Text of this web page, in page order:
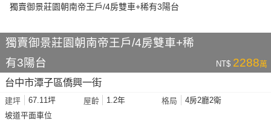
獨賣御景莊園朝南帝王戶/4房雙車+稀
有3陽台
NT$ 2288萬
台中市潭子區僑興一街
建坪 67.11坪 屋齡 1.2年 格局
4房2廳2衛
坡道平面車位